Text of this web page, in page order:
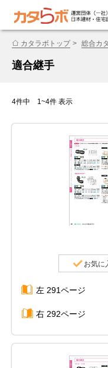
カタラボトップ 総合カ
適合継手
4件中 1~4件 表示
お気に
左 291ページ
右 292ページ